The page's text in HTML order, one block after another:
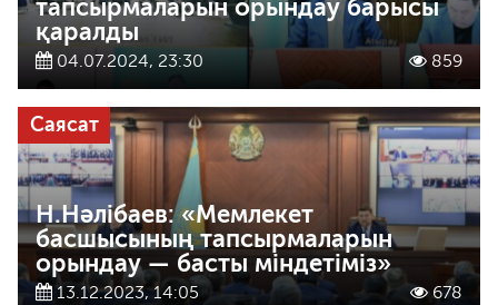
тапсырмаларын орындау барысы
қаралды
04.07.2024, 23:30 859
Саясат
Н.Нәлібаев: «Мемлекет
басшысының тапсырмаларын
орындау — басты міндетіміз»
13.12.2023, 14:05 678